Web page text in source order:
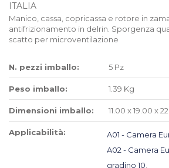
ITALIA
Manico, cassa, copricassa e rotore in
antifrizionamento in delrin. Sporgenza
scatto per microventilazione
N. pezzi imballo: 5 Pz
Peso imballo: 1.39 Kg
Dimensioni imballo: 11.00 x 19.00 x
Applicabilità: A01 - Camera
A02 - Camera
gradino 10,